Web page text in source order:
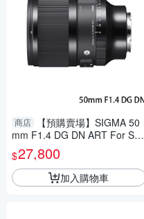
商店
【預購賣場】SIGMA 50
mm F1.4 DG DN ART For Son
y E mount 恆伸公司貨 德寶光
學 定焦 大光圈 人像
$27,800
加入購物車